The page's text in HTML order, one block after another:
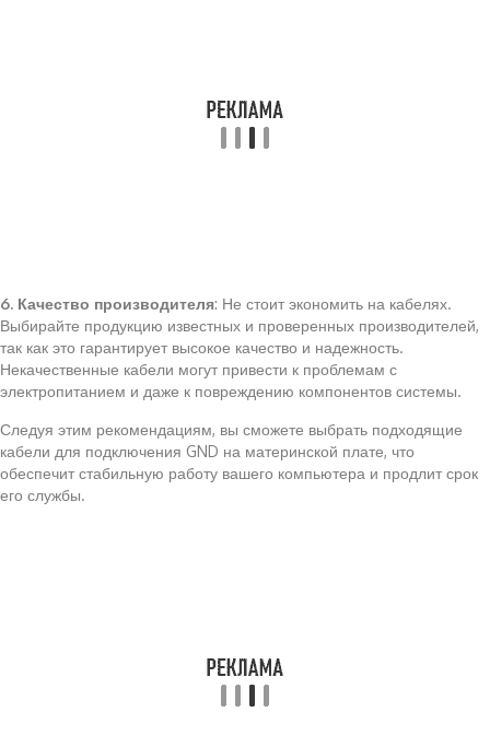
6. Качество производителя: Не стоит экономить на кабелях.
Выбирайте продукцию известных и проверенных производителей,
так как это гарантирует высокое качество и надежность.
Некачественные кабели могут привести к проблемам с
электропитанием и даже к повреждению компонентов системы.
Следуя этим рекомендациям, вы сможете выбрать подходящие
кабели для подключения GND на материнской плате, что
обеспечит стабильную работу вашего компьютера и продлит срок
его службы.